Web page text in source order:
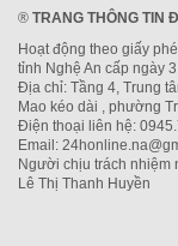
® TRANG THÔNG TIN
Hoạt động theo giấy
tỉnh Nghệ An cấp ngày
Địa chỉ: Tầng 4, Trung
Mao kéo dài , phường
Điện thoại liên hệ:
Email:
Người chịu trách nhiệm
Lê Thị Thanh Huyền